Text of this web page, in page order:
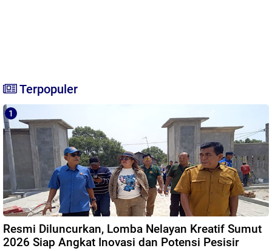
Terpopuler
Resmi Diluncurkan, Lomba Nelayan Kreatif Sumut
2026 Siap Angkat Inovasi dan Potensi Pesisir